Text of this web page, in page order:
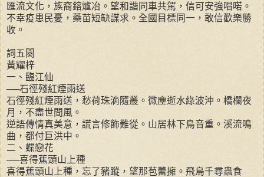
匯流文化，族裔鎔爐冶。望和諧同車共駕，信可安強唱喏。
不幸疫患民憂，藥苗短缺謀求。全國目標同一，敢信歡樂勝
收。
詞五闋
黃耀梓
一、臨江仙
──石徑殘紅煙雨送
石徑殘紅煙雨送，愁荷珠滴隨叢。微塵逝水綠波沖。橋欄夜
月，不盡世間風。
逆語傳情真美意，謊言修飾難從。山居林下鳥音重。溪流鳴
曲，都付巨洪中。
二、蝶戀花
──喜得蕉頭山上種
喜得蕉頭山上種，忘了豬蹤，望那苞蕾擁。飛鳥千尋蟲食